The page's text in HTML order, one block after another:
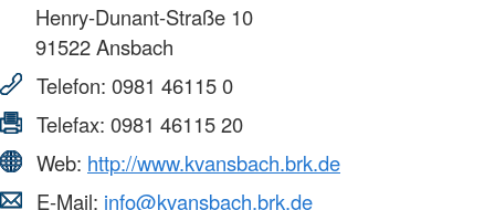
Henry-Dunant-Straße 10
91522Ansbach
Telefon: 0981 46115 0
Telefax: 0981 46115 20
Web: http://www.kvansbach.brk.de
E-Mail: info@kvansbach.brk.de